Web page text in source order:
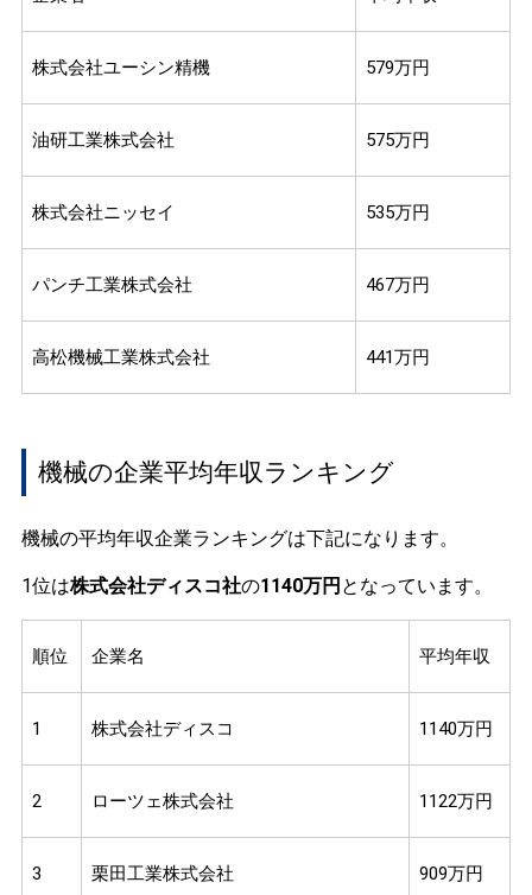
株式会社ユーシン精機 579万円
油研工業株式会社 575万円
株式会社ニッセイ 535万円
パンチ工業株式会社 467万円
高松機械工業株式会社 441万円
機械の企業平均年収ランキング
機械の平均年収企業ランキングは下記になります。
1位は株式会社ディスコ社の1140万円 となっています。
順位 企業名 平均年収
1 株式会社ディスコ 1140万円
2 ローツェ株式会社 1122万円
3 栗田工業株式会社 909万円